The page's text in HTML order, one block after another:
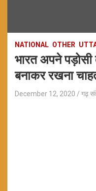
NATIONAL OTHER
भारत अपने
बनाकर रखना
December 12, 2020 गढ़